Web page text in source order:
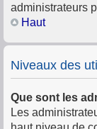
administrateurs
Haut
Niveaux des
Que sont les
Les